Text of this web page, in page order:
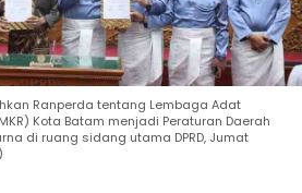
Ranperda tentang Lembaga Adat
Kota Batam menjadi Peraturan Daerah
di ruang sidang utama DPRD, Jumat